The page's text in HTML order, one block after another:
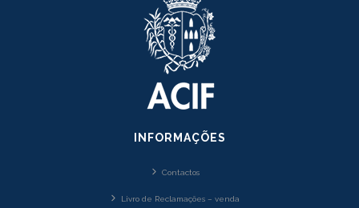
INFORMAÇÕES
Contactos
Livro de Reclamações – venda